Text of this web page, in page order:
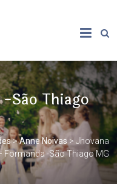
São Thiago
>Anne Noivas > Jhovana
Formanda -São Thiago MG